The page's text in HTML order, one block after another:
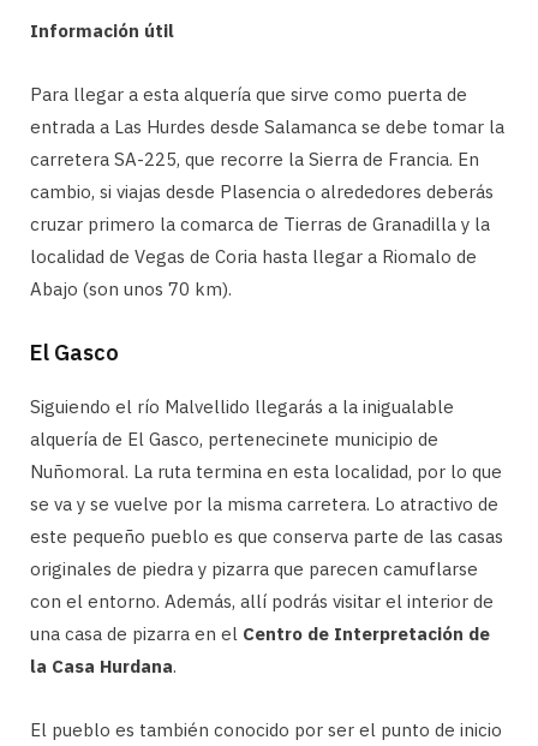
Información útil
Para llegar a esta alquería que sirve como puerta de
entrada a Las Hurdes desde Salamanca se debe tomar la
carretera SA-225, que recorre la Sierra de Francia. En
cambio, si viajas desde Plasencia o alrededores deberás
cruzar primero la comarca de Tierras de Granadilla y la
localidad de Vegas de Coria hasta llegar a Riomalo de
Abajo (son unos 70 km).
El Gasco
Siguiendo el río Malvellido llegarás a la inigualable
alquería de El Gasco, pertenecinete municipio de
Nuñomoral. La ruta termina en esta localidad, por lo que
se va y se vuelve por la misma carretera. Lo atractivo de
este pequeño pueblo es que conserva parte de las casas
originales de piedra y pizarra que parecen camuflarse
con el entorno. Además, allí podrás visitar el interior de
una casa de pizarra en el Centro de Interpretación de
la Casa Hurdana.
El pueblo es también conocido por ser el punto de inicio